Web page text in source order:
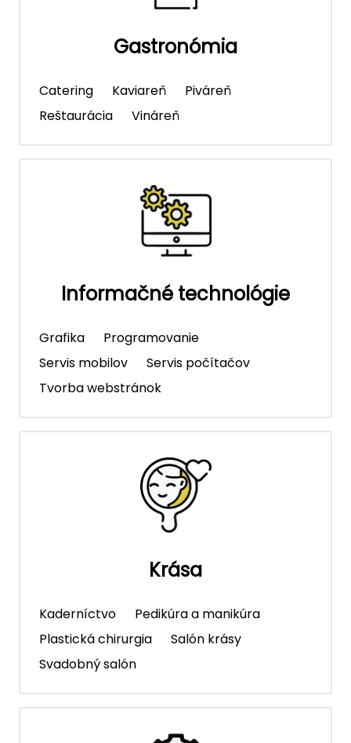
Gastronómia
Catering Kaviareň
Piváreň
Reštaurácia
Vináreň
Informačné technológie
Grafika
Programovanie
Servis mobilov
Servis počítačov
Tvorba webstránok
Krása
Kaderníctvo
Pedikúra a manikúra
Plastická chirurgia
Salón krásy
Svadobný salón